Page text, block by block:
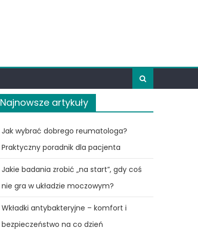
Najnowsze artykuły
Jak wybrać dobrego reumatologa?
Praktyczny poradnik dla pacjenta
Jakie badania zrobić „na start”, gdy coś
nie gra w układzie moczowym?
Wkładki antybakteryjne – komfort i
bezpieczeństwo na co dzień